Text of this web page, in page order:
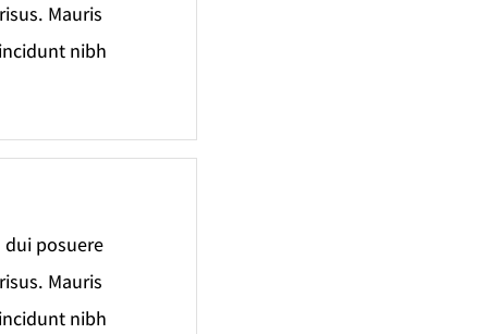
Mauris
nibh
posuere
Mauris
nibh